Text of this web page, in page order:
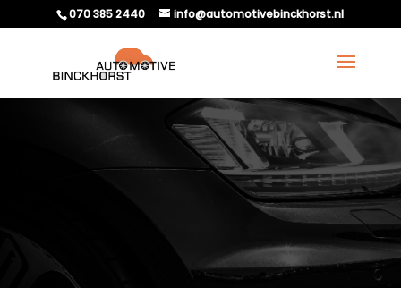
070 385 2440 info@automotivebinckhorst.nl
WAAROM REGELMATIG
ONDERHOUD JE AUTO
GELD BESPAART.​